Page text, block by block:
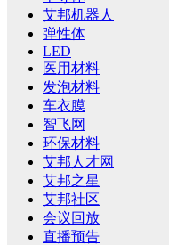
艾邦机器人
弹性体
LED
医用材料
发泡材料
车衣膜
智飞网
环保材料
艾邦人才网
艾邦之星
艾邦社区
会议回放
直播预告